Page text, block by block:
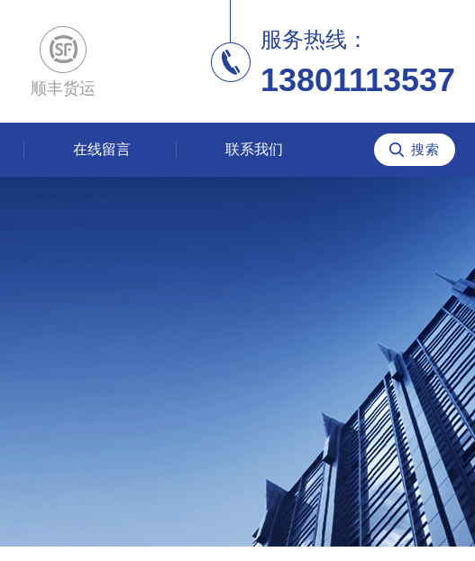
顺丰货运
服务热线：
13801113537
在线留言 联系我们